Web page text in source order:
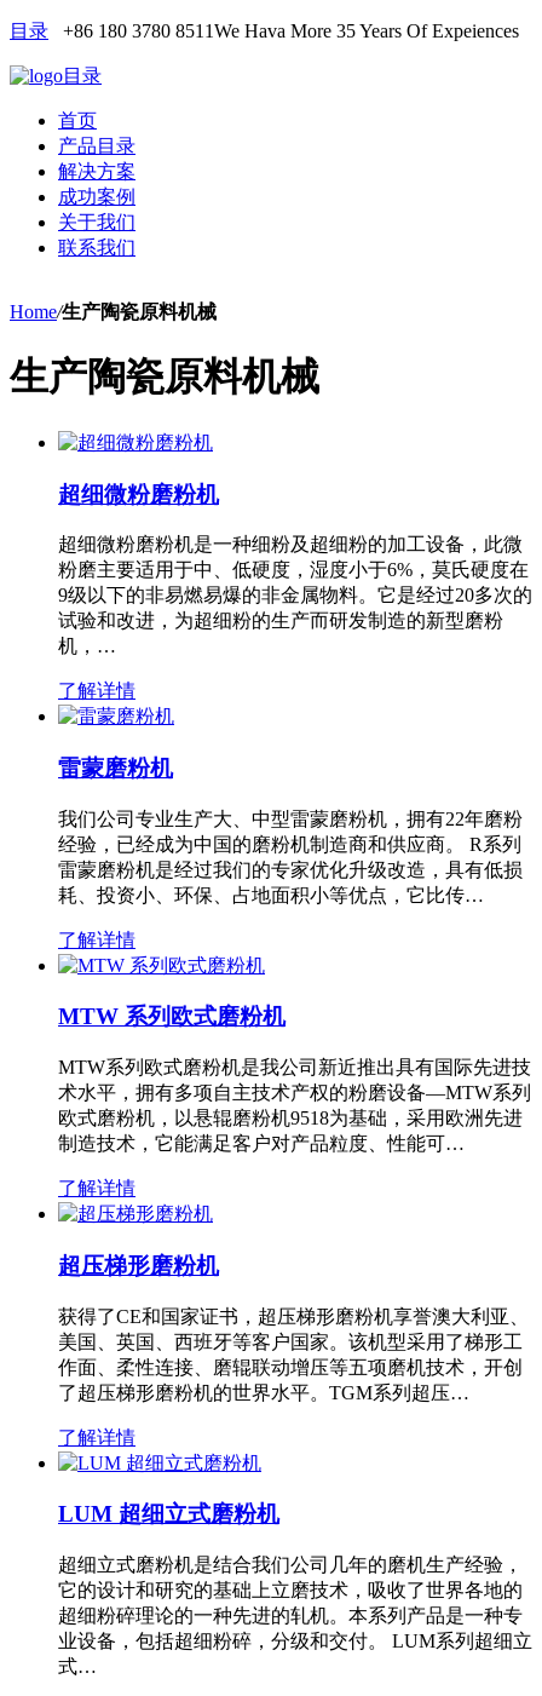
目录 +86 180 3780 8511We Hava More 35 Years Of Expeiences
目录
首页
产品目录
解决方案
成功案例
关于我们
联系我们
Home/生产陶瓷原料机械
生产陶瓷原料机械
超细微粉磨粉机
超细微粉磨粉机是一种细粉及超细粉的加工设备，此微
粉磨主要适用于中、低硬度，湿度小于6%，莫氏硬度在
9级以下的非易燃易爆的非金属物料。它是经过20多次的
试验和改进，为超细粉的生产而研发制造的新型磨粉
机，…
了解详情
雷蒙磨粉机
我们公司专业生产大、中型雷蒙磨粉机，拥有22年磨粉
经验，已经成为中国的磨粉机制造商和供应商。 R系列
雷蒙磨粉机是经过我们的专家优化升级改造，具有低损
耗、投资小、环保、占地面积小等优点，它比传…
了解详情
MTW 系列欧式磨粉机
MTW系列欧式磨粉机是我公司新近推出具有国际先进技
术水平，拥有多项自主技术产权的粉磨设备—MTW系列
欧式磨粉机，以悬辊磨粉机9518为基础，采用欧洲先进
制造技术，它能满足客户对产品粒度、性能可…
了解详情
超压梯形磨粉机
获得了CE和国家证书，超压梯形磨粉机享誉澳大利亚、
美国、英国、西班牙等客户国家。该机型采用了梯形工
作面、柔性连接、磨辊联动增压等五项磨机技术，开创
了超压梯形磨粉机的世界水平。TGM系列超压…
了解详情
LUM 超细立式磨粉机
超细立式磨粉机是结合我们公司几年的磨机生产经验，
它的设计和研究的基础上立磨技术，吸收了世界各地的
超细粉碎理论的一种先进的轧机。本系列产品是一种专
业设备，包括超细粉碎，分级和交付。 LUM系列超细立
式…